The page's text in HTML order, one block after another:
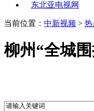
东北亚电视网
当前位置： 中新视频 > 热
柳州“全城